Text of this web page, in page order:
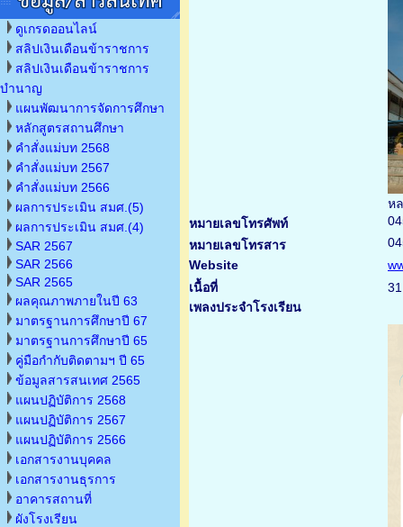
ดูเกรดออนไลน์
สลิปเงินเดือนข้าราชการ
สลิปเงินเดือนข้าราชการ
บำนาญ
แผนพัฒนาการจัดการศึกษา
หลักสูตรสถานศึกษา
คำสั่งแม่บท 2568
คำสั่งแม่บท 2567
คำสั่งแม่บท 2566
ผลการประเมิน สมศ.(5)
ผลการประเมิน สมศ.(4)
SAR 2567
SAR 2566
SAR 2565
ผลคุณภาพภายในปี 63
มาตรฐานการศึกษาปี 67
มาตรฐานการศึกษาปี 65
คู่มือกำกับติดตามฯ ปี 65
ข้อมูลสารสนเทศ 2565
แผนปฏิบัติการ 2568
แผนปฏิบัติการ 2567
แผนปฏิบัติการ 2566
เอกสารงานบุคคล
เอกสารงานธุรการ
อาคารสถานที่
ผังโรงเรียน
ห
หมายเลขโทรศัพท์
หมายเลขโทรสาร
Website
เนื้อที่
เพลงประจำโรงเรียน